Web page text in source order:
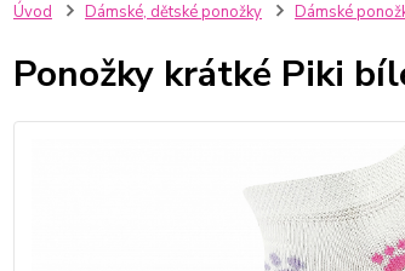
Úvod Dámské, dětské ponožky Dámské
Ponožky krátké Piki